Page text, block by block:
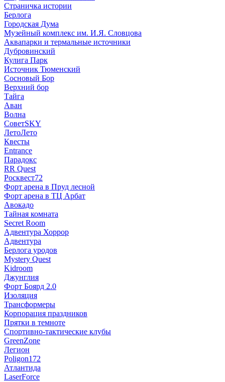
Страничка истории
Берлога
Городская Дума
Музейный комплекс им. И.Я. Словцова
Аквапарки и термальные источники
Дубровинский
Кулига Парк
Источник Тюменский
Сосновый Бор
Верхний бор
Тайга
Аван
Волна
СоветSKY
ЛетоЛето
Квесты
Entrance
Парадокс
RR Quest
Росквест72
Форт арена в Пруд лесной
Форт арена в ТЦ Арбат
Авокадо
Тайная комната
Secret Room
Адвентура Хоррор
Адвентура
Берлога уродов
Mystery Quest
Kidroom
Джунглия
Форт Боярд 2.0
Изоляция
Трансформеры
Корпорация праздников
Прятки в темноте
Спортивно-тактические клубы
GreenZone
Легион
Poligon172
Атлантида
LaserForce